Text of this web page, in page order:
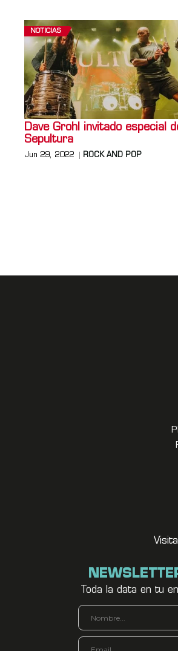
NOTICIAS
Dave Grohl invitado especial
Sepultura
Jun 29, 2022 ROCK AND POP
Toda la data en tu